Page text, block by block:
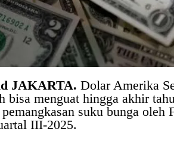
JAKARTA. Dolar Amerika
bisa menguat hingga akhir
suku bunga oleh
III-2025.